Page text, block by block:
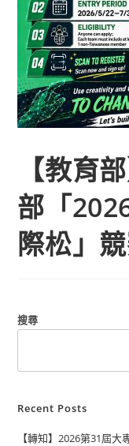
【教育
部「
際松」
搜尋
Recent Posts
【轉知】2026第31屆